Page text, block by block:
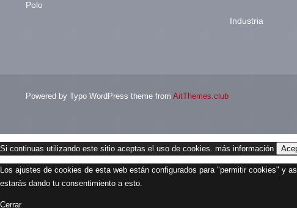
Industria
Powered by Typo WordPress theme from AitThemes.club
Si continuas utilizando este sitio aceptas el uso de cookies. más información
Los ajustes de cookies de esta web están configurados para "permitir cookies"
estarás dando tu consentimiento a esto.
Cerrar